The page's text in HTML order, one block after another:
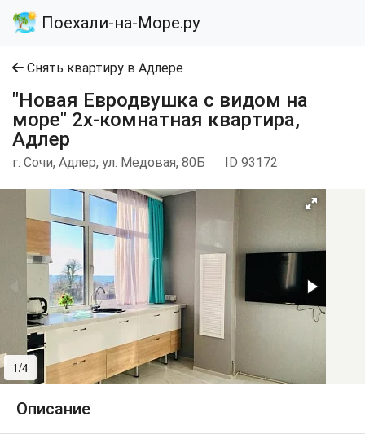
Поехали-на-Море.ру
Снять квартиру в Адлере
"Новая Евродвушка с видом на
море" 2х-комнатная квартира,
Адлер
г. Сочи, Адлер, ул. Медовая, 80Б ID 93172
1/4
Описание